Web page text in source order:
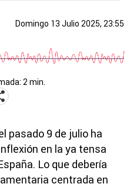
Domingo 13 Julio 2025, 23:55
2 min.
pasado 9 de julio ha
en la ya tensa
Lo que debería
centrada en